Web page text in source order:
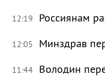
12:19 Россиянам
12:05 Минздрав
11:44 Володин